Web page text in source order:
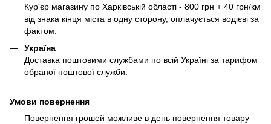
Кур'єр магазину по Харківській області - 800 грн + 40 грн/км
від знака кінця міста в одну сторону, оплачується водієві за
фактом.
Україна
Доставка поштовими службами по всій Україні за тарифом
обраної поштової служби.
Умови повернення
Повернення грошей можливе в день повернення товару